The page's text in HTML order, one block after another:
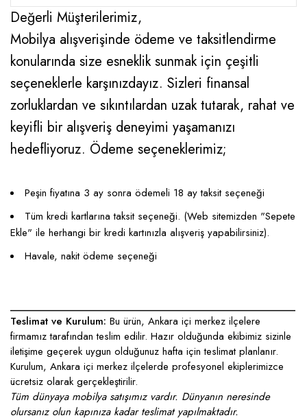
Değerli Müşterilerimiz,
Mobilya alışverişinde ödeme ve taksitlendirme
konularında size esneklik sunmak için çeşitli
seçeneklerle karşınızdayız. Sizleri finansal
zorluklardan ve sıkıntılardan uzak tutarak, rahat ve
keyifli bir alışveriş deneyimi yaşamanızı
hedefliyoruz. Ödeme seçeneklerimiz;
Peşin fiyatına 3 ay sonra ödemeli 18 ay taksit seçeneği
Tüm kredi kartlarına taksit seçeneği. (Web sitemizden "Sepete
Ekle" ile herhangi bir kredi kartınızla alışveriş yapabilirsiniz).
Havale, nakit ödeme seçeneği
____________________________________________________
Teslimat ve Kurulum: Bu ürün, Ankara içi merkez ilçelere
firmamız tarafından teslim edilir. Hazır olduğunda ekibimiz sizinle
iletişime geçerek uygun olduğunuz hafta için teslimat planlanır.
Kurulum, Ankara içi merkez ilçelerde profesyonel ekiplerimizce
ücretsiz olarak gerçekleştirilir.
Tüm dünyaya mobilya satışımız vardır. Dünyanın neresinde
olursanız olun kapınıza kadar teslimat yapılmaktadır.